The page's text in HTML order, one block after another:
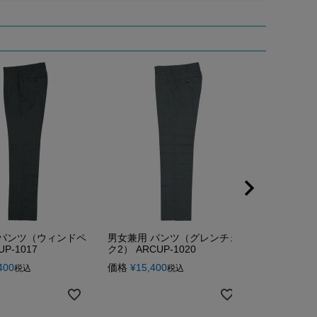
ンツ（ウィンドペ
1017
税込
男女兼用 パンツ（グレンチェッ
ク2） ARCUP-1020
価格 ¥15,400税込